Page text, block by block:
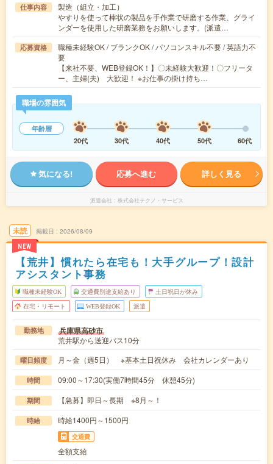
仕事内容
製造（組立・加工）
やすりを使って棒状の製品を手作業で研磨する作業、グライ
ンダーを使用した研磨業務をお願いします。(派遣…
応募資格
職種未経験OK / ブランクOK / パソコンスキル不要 / 英語力不
要
【来社不要、WEB登録OK！】〇未経験大歓迎！〇フリータ
ー、主婦(夫) 大歓迎！ ※お仕事の掛け持ち…
職場の雰囲気
年齢層
20代
30代 40代 50代 60代
気になる! 応募へ進む 詳しく見る
派遣会社 株式会社テクノ・サービス
未読
NEW
掲載日 2026/08/09
【荒井】慣れたら在宅も！大手グループ！設計
アシスタント事務
職種未経験OK 交通費別途支給あり 土日祝日が休み
在宅・リモート WEB登録OK 派遣
勤務地 兵庫県高砂市
荒井駅から送迎バス10分
曜日頻度 月～金（週5日） ※基本土日祝休み 会社カレンダーあり
時間 09:00～17:30(実働7時間45分 休憩45分)
期間 【急募】即日～長期 ※8月～！
時給 時給1400円～1500円
交通費
全額支給